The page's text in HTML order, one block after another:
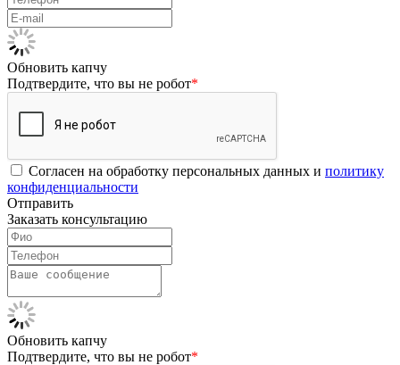
Обновить капчу
Подтвердите, что вы не робот*
Согласен на обработку персональных данных и политику
конфиденциальности
Отправить
Заказать консультацию
Обновить капчу
Подтвердите, что вы не робот*